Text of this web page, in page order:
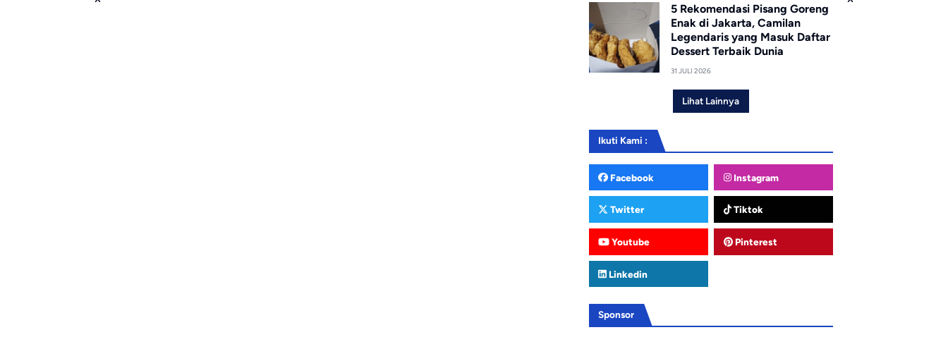
5 Rekomendasi Pisang Goreng
Enak di Jakarta, Camilan
Legendaris yang Masuk Daftar
Dessert Terbaik Dunia
31 JULI 2026
Lihat Lainnya
Ikuti Kami :
Facebook Instagram
Twitter Tiktok
Youtube Pinterest
Linkedin
Sponsor